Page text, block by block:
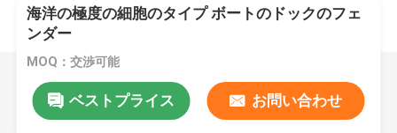
海洋の極度の細胞のタイプ ボートのドックのフェ
ンダー
MOQ：交渉可能
ベストプライス お問い合わせ